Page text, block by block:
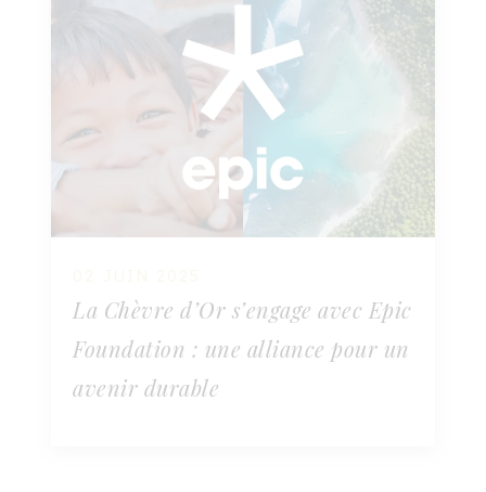
La Chèvre d’Or s’engage avec Epic
Foundation : une alliance pour un
avenir durable